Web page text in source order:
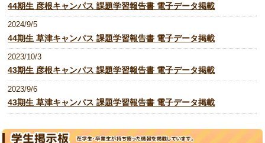
44期生 彦根キャンパス 課題学習報告書 電子データ掲載
2024/9/5
44期生 草津キャンパス 課題学習報告書 電子データ掲載
2023/10/3
43期生 彦根キャンパス 課題学習報告書 電子データ掲載
2023/9/6
43期生 草津キャンパス 課題学習報告書 電子データ掲載